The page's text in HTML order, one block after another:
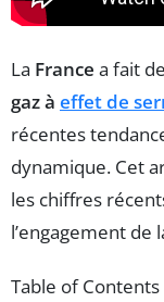
La France a fait
gaz à effet de
récentes
dynamique. Cet
les chiffres
l’engagement de
Table of Contents